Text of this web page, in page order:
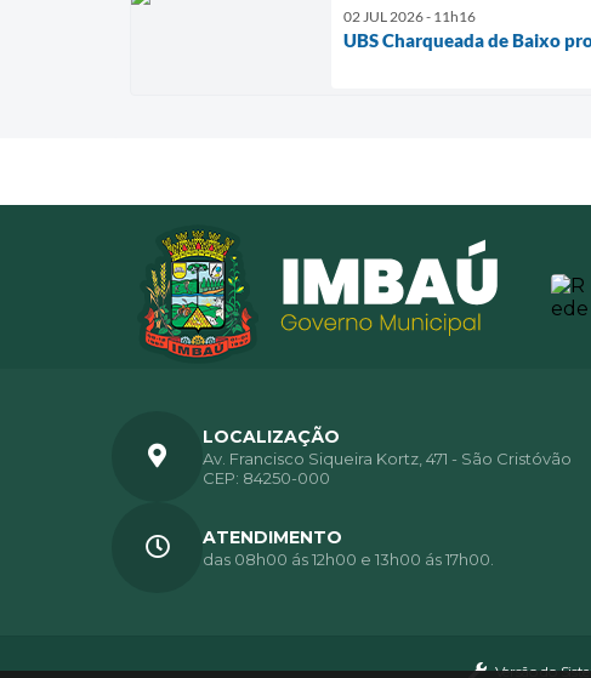
02 JUL 2026 - 11h16
UBS Charqueada de Baixo
LOCALIZAÇÃO
Av. Francisco Siqueira Kortz, 471 - São Cristóvão
CEP: 84250-000
ATENDIMENTO
das 08h00 ás 12h00 e 13h00 ás 17h00.
Versão do